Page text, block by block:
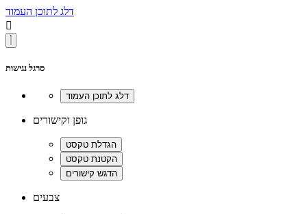
דלג לתוכן העמוד

סרגל נגישות
גופן וקישורים
צבעים